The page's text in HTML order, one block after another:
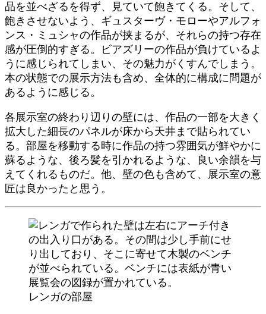
品を並べざるを得ず、見ていて飽きてくる。そして、
飽きさせないよう、ギュスターヴ・モローやアルフォ
ンス・ミュシャの作品が挟まるが、それらの持つ存在
感が圧倒的すぎる。ビアズリーの作品が負けているよ
うに感じられてしまい、その魅力がくすんでしまう。
本の状態での展示方法も含め、全体的に構成に問題が
あるように感じる。
各展示室の終わり辺りの壁には、作品の一部を大きく
拡大した細長のパネルが床から天井まで貼られてい
る。部屋を移動する時に作品の持つ雰囲気が鮮やかに
蘇るような、後ろ髪を引かれるような、良い余韻を与
えてくれるものだ。他、壁の色も含めて、展示室の意
匠は良かったと思う。
レンガの部屋